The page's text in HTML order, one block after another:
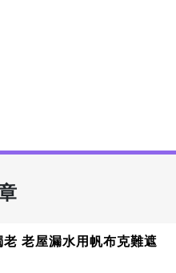
老 老屋漏水用帆布克難遮